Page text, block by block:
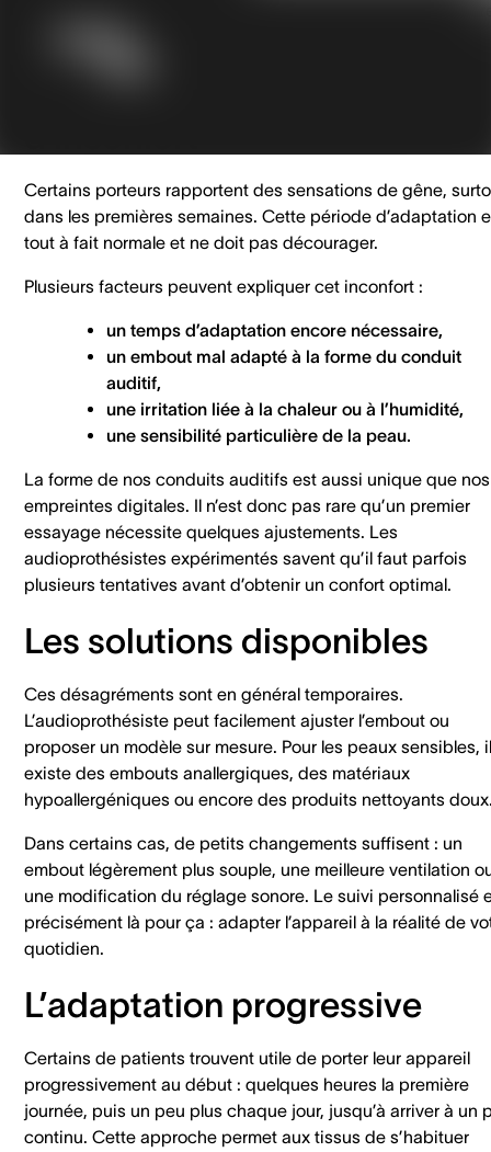
Les causes courantes
Certains porteurs rapportent des sensations de gêne,
dans les premières semaines. Cette période d’adaptation
tout à fait normale et ne doit pas décourager.
Plusieurs facteurs peuvent expliquer cet inconfort :
un temps d’adaptation encore nécessaire,
un embout mal adapté à la forme du conduit
auditif,
une irritation liée à la chaleur ou à l’humidité,
une sensibilité particulière de la peau.
La forme de nos conduits auditifs est aussi unique que nos
empreintes digitales. Il n’est donc pas rare qu’un premier
essayage nécessite quelques ajustements. Les
audioprothésistes expérimentés savent qu’il faut parfois
plusieurs tentatives avant d’obtenir un confort optimal.
Les solutions disponibles
Ces désagréments sont en général temporaires.
L’audioprothésiste peut facilement ajuster l’embout ou
proposer un modèle sur mesure. Pour les peaux sensibles, il
existe des embouts anallergiques, des matériaux
hypoallergéniques ou encore des produits nettoyants
Dans certains cas, de petits changements suffisent : un
embout légèrement plus souple, une meilleure ventilation
une modification du réglage sonore. Le suivi personnalisé
précisément là pour ça : adapter l’appareil à la réalité de
quotidien.
L’adaptation progressive
Certains de patients trouvent utile de porter leur appareil
progressivement au début : quelques heures la première
journée, puis un peu plus chaque jour, jusqu’à arriver à un
continu. Cette approche permet aux tissus de s’habituer